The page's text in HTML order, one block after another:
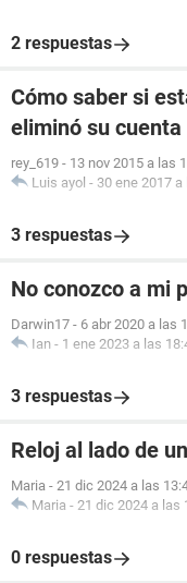
2 respuestas
Cómo saber si
eliminó su cuenta
rey_619 - 13 nov 2015 a las
Luis ayol - 30 ene 2017 a
3 respuestas
No conozco a mi
Darwin17 - 6 abr 2020 a las
Ian - 1 ene 2023 a las
3 respuestas
Reloj al lado de
Maria - 21 dic 2024 a las
Maria - 21 dic 2024 a las
0 respuestas